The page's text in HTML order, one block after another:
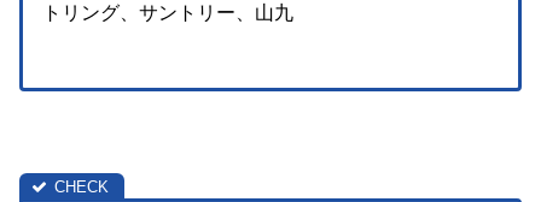
トリング、サントリー、山九